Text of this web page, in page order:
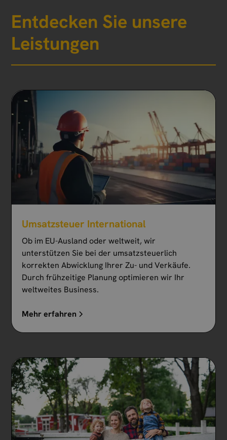
Entdecken Sie unsere
Leistungen
Umsatzsteuer International
Ob im EU-Ausland oder weltweit, wir
unterstützen Sie bei der umsatzsteuerlich
korrekten Abwicklung Ihrer Zu- und Verkäufe.
Durch frühzeitige Planung optimieren wir Ihr
weltweites Business.
Mehr erfahren